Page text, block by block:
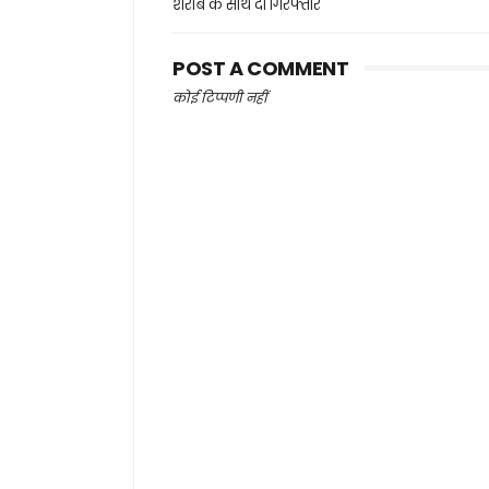
शराब के साथ दो गिरफ्तार
POST A COMMENT
कोई टिप्पणी नहीं